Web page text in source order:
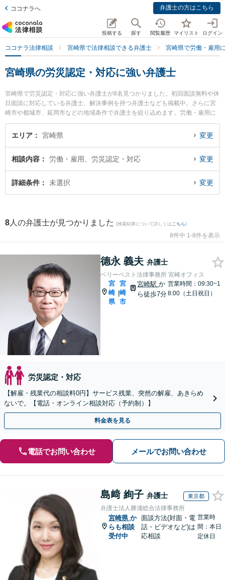
ココナラへ 弁護士の方はこちら
投稿する 探す 閲覧履歴 マイリスト ログイン
ココナラ法律相談 宮崎県で法律相談できる弁護士 宮崎県で労働・雇用
宮崎県の労災認定・対応に強い弁護士
宮崎県で労災認定・対応に強い弁護士が8名見つかりました。初回面談無料や休
日面談に対応している弁護士、解決事例を持つ弁護士なども掲載中。さらに宮
崎市や都城市、延岡市などの地域条件で弁護士を絞り込めます。労働・雇用に
関係する不当解雇や退職勧奨、内定取消等の細かな分野での絞り込み検索もで
き便利です。特にベリーベスト法律事務所 宮崎オフィスの德永 義夫弁護士やA
夜間に発生した労災認定・対応のトラブルを今すぐに弁護士に相談したい』
『労災認定・対応のトラブル解決の実績豊富な近くの弁護士を検索したい』
『初回相談無料で労災認定・対応を法律相談できる宮崎県内の弁護士に相談予
エリア 宮崎県 変更
相談内容 労働・雇用、労災認定・対応 変更
詳細条件 未選択 変更
8 人の弁護士が見つかりました (検索結果について詳しくは こちら)
8件中 1-8件を表示
德永 義夫 弁護士
ベリーベスト法律事務所 宮崎オフィス
宮
崎
県
|
宮
崎
市
宮崎駅か
ら徒歩7分
営業時間：09:30~1
8:00（土日祝日）
労災認定・対応
【解雇・残業代の相談料0円】サービス残業、突然の解雇、あきらめ
ないで。【電話・オンライン相談対応（予約制）】
料金表を見る
電話でお問い合わせ メールでお問い合わせ
島﨑 絢子 弁護士 東京都
弁護士法人勝浦総合法律事務所
宮崎県 か
らも相談
受付中
面談方法(対面・電
話・ビデオなど)は
応相談
営業時
間：本日
定休日